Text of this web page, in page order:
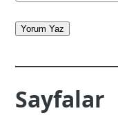
Yorum Yaz
Sayfalar